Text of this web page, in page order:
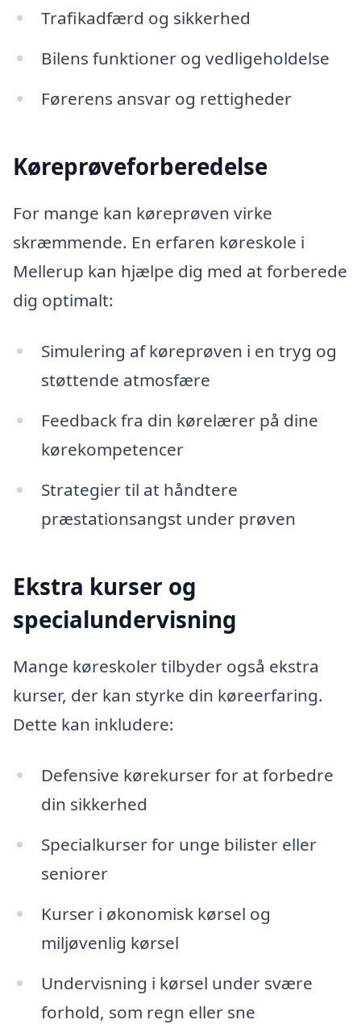
Trafikadfærd og sikkerhed
Bilens funktioner og vedligeholdelse
Førerens ansvar og rettigheder
Køreprøveforberedelse
For mange kan køreprøven virke
skræmmende. En erfaren køreskole i
Mellerup kan hjælpe dig med at forberede
dig optimalt:
Simulering af køreprøven i en tryg og
støttende atmosfære
Feedback fra din kørelærer på dine
kørekompetencer
Strategier til at håndtere
præstationsangst under prøven
Ekstra kurser og
specialundervisning
Mange køreskoler tilbyder også ekstra
kurser, der kan styrke din køreerfaring.
Dette kan inkludere:
Defensive kørekurser for at forbedre
din sikkerhed
Specialkurser for unge bilister eller
seniorer
Kurser i økonomisk kørsel og
miljøvenlig kørsel
Undervisning i kørsel under svære
forhold, som regn eller sne